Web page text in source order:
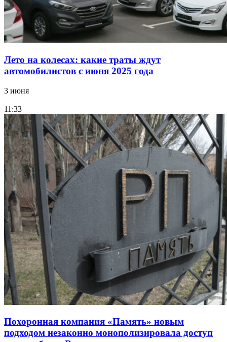
Лето на колесах: какие траты ждут
автомобилистов с июня 2025 года
3 июня
11:33
Похоронная компания «Память» новым
подходом незаконно монополизировала доступ